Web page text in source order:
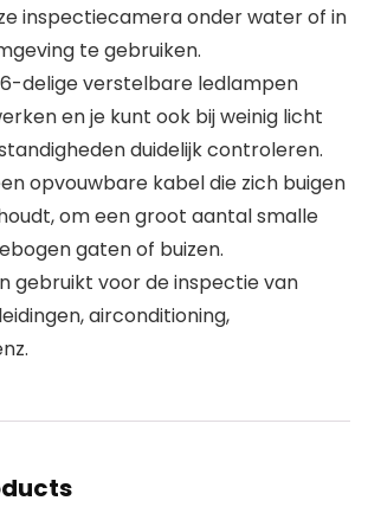
inspectiecamera onder water of in
te gebruiken.
delige verstelbare ledlampen
en je kunt ook bij weinig licht
duidelijk controleren.
opvouwbare kabel die zich buigen
om een groot aantal smalle
gaten of buizen.
gebruikt voor de inspectie van
airconditioning,